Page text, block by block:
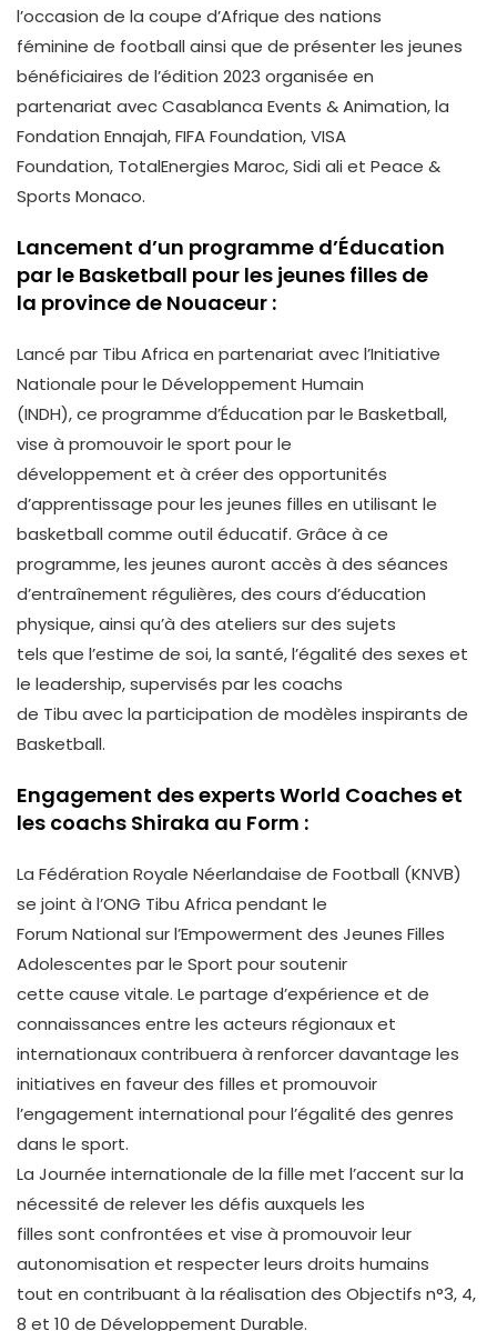
l’occasion de la coupe d’Afrique des nations
féminine de football ainsi que de présenter les jeunes
bénéficiaires de l’édition 2023 organisée en
partenariat avec Casablanca Events & Animation, la
Fondation Ennajah, FIFA Foundation, VISA
Foundation, TotalEnergies Maroc, Sidi ali et Peace &
Sports Monaco.
Lancement d’un programme d’Éducation
par le Basketball pour les jeunes filles de
la province de Nouaceur :
Lancé par Tibu Africa en partenariat avec l’Initiative
Nationale pour le Développement Humain
(INDH), ce programme d’Éducation par le Basketball,
vise à promouvoir le sport pour le
développement et à créer des opportunités
d’apprentissage pour les jeunes filles en utilisant le
basketball comme outil éducatif. Grâce à ce
programme, les jeunes auront accès à des séances
d’entraînement régulières, des cours d’éducation
physique, ainsi qu’à des ateliers sur des sujets
tels que l’estime de soi, la santé, l’égalité des sexes et
le leadership, supervisés par les coachs
de Tibu avec la participation de modèles inspirants de
Basketball.
Engagement des experts World Coaches et
les coachs Shiraka au Form :
La Fédération Royale Néerlandaise de Football (KNVB)
se joint à l’ONG Tibu Africa pendant le
Forum National sur l’Empowerment des Jeunes Filles
Adolescentes par le Sport pour soutenir
cette cause vitale. Le partage d’expérience et de
connaissances entre les acteurs régionaux et
internationaux contribuera à renforcer davantage les
initiatives en faveur des filles et promouvoir
l’engagement international pour l’égalité des genres
dans le sport.
La Journée internationale de la fille met l’accent sur la
nécessité de relever les défis auxquels les
filles sont confrontées et vise à promouvoir leur
autonomisation et respecter leurs droits humains
tout en contribuant à la réalisation des Objectifs n°3, 4,
8 et 10 de Développement Durable.